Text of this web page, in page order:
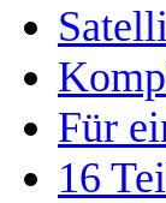
Für
16